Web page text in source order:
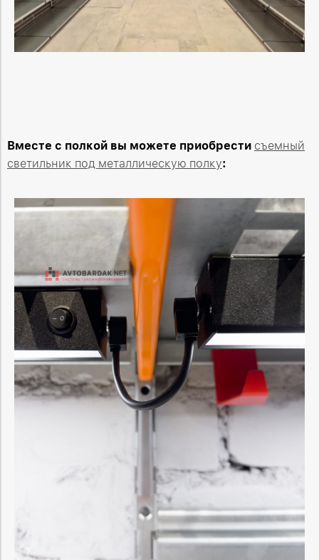
Вместе с полкой вы можете приобрести съемный
светильник под металлическую полку: